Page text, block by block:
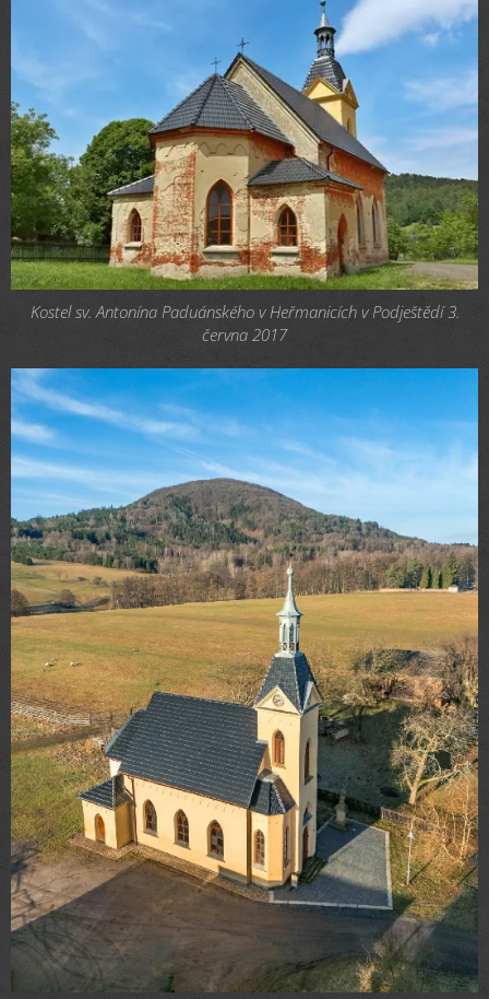
Kostel sv. Antonína Paduánského v Heřmanicích v Podještědí 3.
června 2017